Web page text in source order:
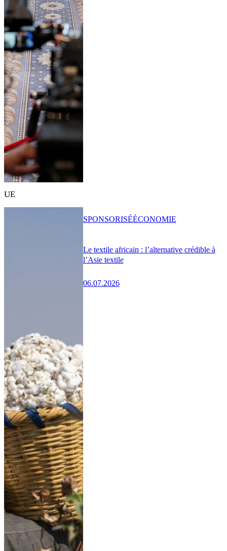
UE
Le textile africain : l’alternative crédible à
l’Asie textile
06.07.2026
SPONSORISÉÉCONOMIE